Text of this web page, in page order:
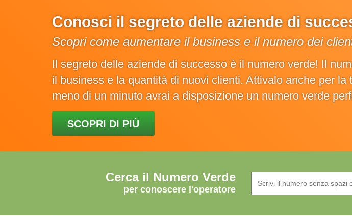
Conosci il segreto delle aziende di
Scopri come aumentare il business e il numero dei
Il segreto delle aziende di successo è il numero verde! Il
il business e la quantità di nuovi clienti. Attivalo anche per
meno di un minuto avrai a disposizione un numero verde
SCOPRI DI PIÙ
Cerca il Numero Verde
per conoscere l'operatore